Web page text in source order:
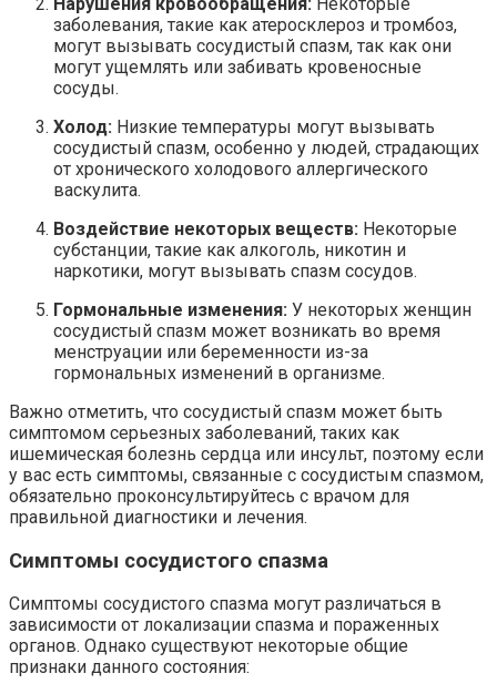
заболевания, такие как атеросклероз и тромбоз,
могут вызывать сосудистый спазм, так как они
могут ущемлять или забивать кровеносные
сосуды.
Холод: Низкие температуры могут вызывать
сосудистый спазм, особенно у людей, страдающих
от хронического холодового аллергического
васкулита.
Воздействие некоторых веществ: Некоторые
субстанции, такие как алкоголь, никотин и
наркотики, могут вызывать спазм сосудов.
Гормональные изменения: У некоторых женщин
сосудистый спазм может возникать во время
менструации или беременности из-за
гормональных изменений в организме.
Важно отметить, что сосудистый спазм может быть
симптомом серьезных заболеваний, таких как
ишемическая болезнь сердца или инсульт, поэтому если
у вас есть симптомы, связанные с сосудистым спазмом,
обязательно проконсультируйтесь с врачом для
правильной диагностики и лечения.
Симптомы сосудистого спазма
Симптомы сосудистого спазма могут различаться в
зависимости от локализации спазма и пораженных
органов. Однако существуют некоторые общие
признаки данного состояния: